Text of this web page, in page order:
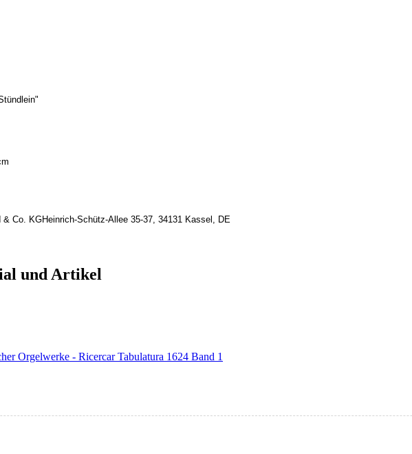
Co. KGHeinrich-Schütz-Allee 35-37, 34131 Kassel, DE
und Artikel
Orgelwerke - Ricercar Tabulatura 1624 Band 1